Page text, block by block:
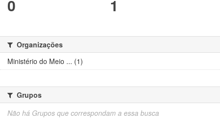
0 1
Organizações
Ministério do Meio ... (1)
Grupos
Não há Grupos que correspondam a essa busca